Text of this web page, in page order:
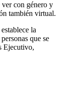
ver con género y
también virtual.
la
que se
Ejecutivo,